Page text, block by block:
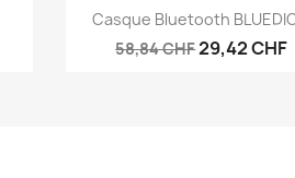
 Aperçu rapide
Casque Bluetooth
58,84 CHF29,42 CHF